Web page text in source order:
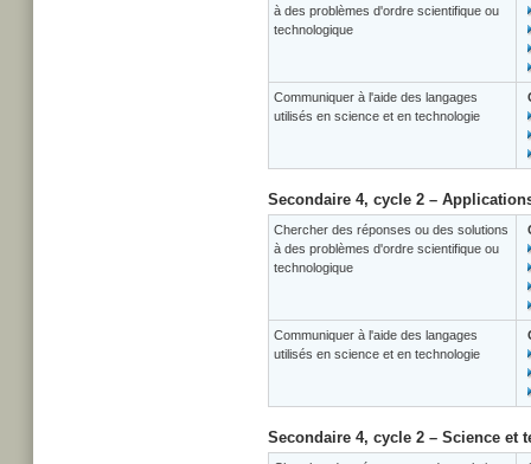
à des problèmes d'ordre scientifique ou
technologique
Communiquer à l'aide des langages
utilisés en science et en technologie
Secondaire 4, cycle 2 –
Chercher des réponses ou des solutions
à des problèmes d'ordre scientifique ou
technologique
Communiquer à l'aide des langages
utilisés en science et en technologie
Secondaire 4, cycle 2 – Science et